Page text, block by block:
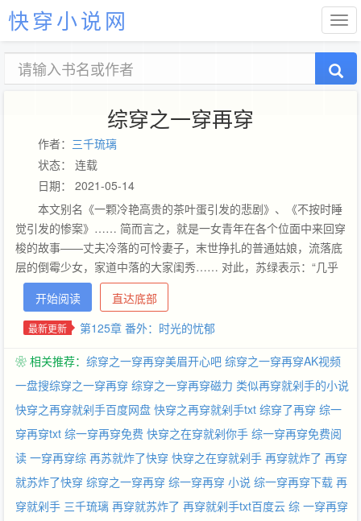
快穿小说网
综穿之一穿再穿
作者： 三千琉璃
状态： 连载
日期： 2021-05-14
本文别名《一颗冷艳高贵的茶叶蛋引发的悲剧》、《不按时睡
觉引发的惨案》…… 简而言之，就是一女青年在各个位面中来回穿
梭的故事——丈夫冷落的可怜妻子，末世挣扎的普通姑娘，流落底
层的倒霉少女，家道中落的大家闺秀…… 对此，苏绿表示：“几乎
没有假期就算了，没有五险一金也就算了，但是，我能把那个让我
不停穿越的家伙剁手么？” 文纯属有雷同……话说这个不可能发生
吧？咳，如有不适，请点右上角的小叉叉逃生，谢谢合作； 文无者
下面的图是同一天开文的盆友的文，有兴趣的亲可以看看。 琉璃的
专栏，收藏了以后我开新文大家都会接到通知哦，喜欢我文风的收
一个吧！ 亲们，本文将于5月12日周一入V,大家多多支持，我会更
重自觉，至少请别...
开始阅读 直达底部
最新更新 第125章 番外：时光的忧郁
❀ 相关推荐： 综穿之一穿再穿美眉开心吧 综穿之一穿再穿AK视频
一盘搜综穿之一穿再穿 综穿之一穿再穿磁力 类似再穿就剁手的小说
快穿之再穿就剁手百度网盘 快穿之再穿就剁手txt 综穿了再穿 综一
穿再穿txt 综一穿再穿免费 快穿之在穿就剁你手 综一穿再穿免费阅
读 一穿再穿综 再苏就炸了快穿 快穿之在穿就剁手 再穿就炸了 再穿
就苏炸了快穿 综穿之一穿再穿 综一穿再穿 小说 综一穿再穿下载 再
穿就剁手 三千琉璃 再穿就苏炸了 再穿就剁手txt百度云 综 一穿再穿